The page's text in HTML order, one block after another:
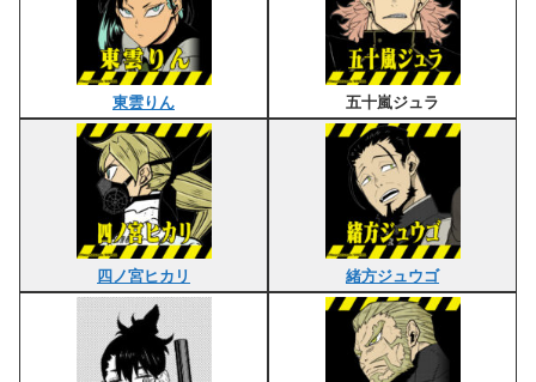
東雲りん 五十嵐ジュラ
四ノ宮ヒカリ 緒方ジュウゴ